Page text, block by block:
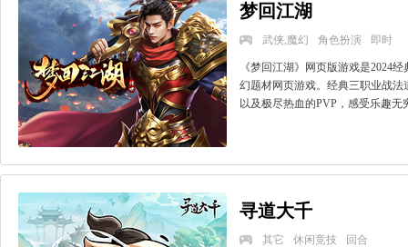
梦回江湖
武侠,魔幻 角色扮演 即时
《梦回江湖》网页版游戏是2024
幻题材网页游戏。经典三职业战
以及极尽热血的PVP，感受乐趣无
寻道大千
其它 休闲竞技 回合